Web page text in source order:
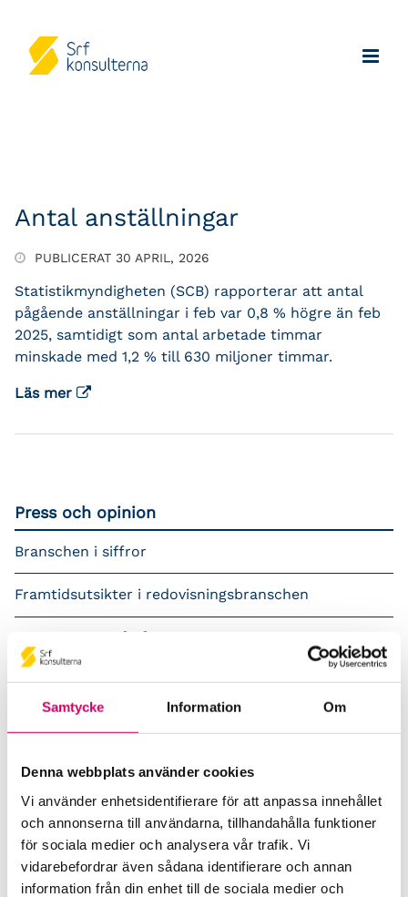
Samtycke Information Om
Denna webbplats använder cookies
Vi använder enhetsidentifierare för att anpassa innehållet
och annonserna till användarna, tillhandahålla funktioner
för sociala medier och analysera vår trafik. Vi
vidarebefordrar även sådana identifierare och annan
information från din enhet till de sociala medier och
Antal anställningar
PUBLICERAT 30 APRIL, 2026
Statistikmyndigheten (SCB) rapporterar att antal
pågående anställningar i feb var 0,8 % högre än feb
2025, samtidigt som antal arbetade timmar
minskade med 1,2 % till 630 miljoner timmar.
Läs mer
Press och opinion
Branschen i siffror
Framtidsutsikter i redovisningsbranschen
Prenumerera på våra nyhetsbrev
Pressrum
Remisser
Samverkan med myndigheter och organisationer
Srf Fokusrapport 2024 – insikter för hållbart
företagande